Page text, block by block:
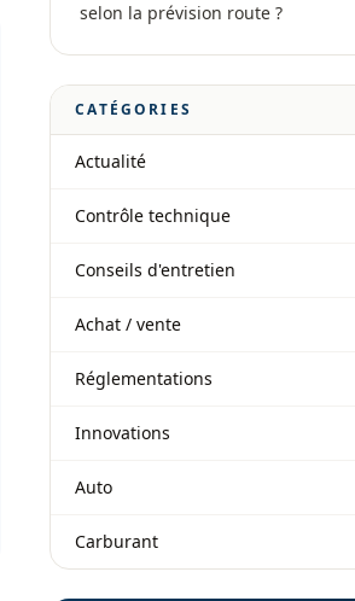
selon la prévision route ?
CATÉGORIES
Actualité
Contrôle technique
Conseils d'entretien
Achat / vente
Réglementations
Innovations
Auto
Carburant